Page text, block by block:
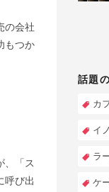
の会社
もつか
、「ス
呼び出
話題
カ
イ
ラ
ケ